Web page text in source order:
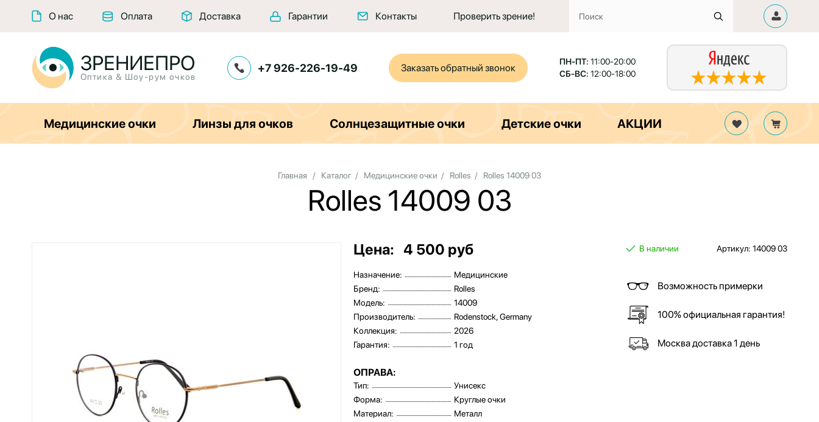
О нас Оплата Доставка Гарантии Контакты Проверить зрение!
ЗРЕНИЕПРО
Оптика & Шоу-рум очков
+7 926-226-19-49 Заказать обратный звонок
ПН-ПТ: 11:00-20:00
СБ-ВС: 12:00-18:00
Медицинские очки Линзы для очков Солнцезащитные очки Детские очки АКЦИИ
Главная / Каталог / Медицинские очки / Rolles / Rolles 14009 03
Rolles 14009 03
Цена: 4 500 руб
Назначение:
Медицинские
Бренд:
Rolles
Модель:
14009
Производитель:
Rodenstock, Germany
Коллекция:
2026
Гарантия:
1 год
ОПРАВА:
Тип:
Унисекс
Форма:
Круглые очки
Материал:
Металл
В наличии Артикул: 14009 03
Возможность примерки
100% официальная гарантия!
Москва доставка 1 день